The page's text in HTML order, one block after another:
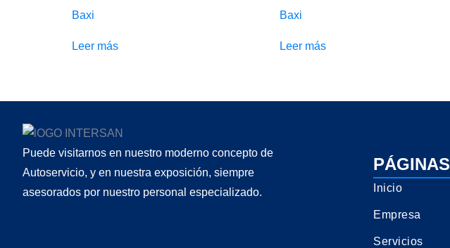
Baxi
Leer más
Baxi
Leer más
Puede visitarnos en nuestro moderno concepto de
Autoservicio, y en nuestra exposición, siempre
asesorados por nuestro personal especializado.
PÁGINAS
Inicio
Empresa
Servicios